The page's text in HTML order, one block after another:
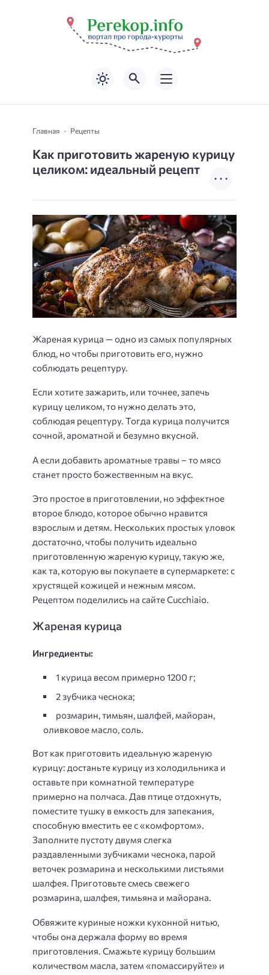
Главная Рецепты
Как приготовить жареную курицу
целиком: идеальный рецепт
Жареная курица — одно из самых популярных
блюд, но чтобы приготовить его, нужно
соблюдать рецептуру.
Если хотите зажарить, или точнее, запечь
курицу целиком, то нужно делать это,
соблюдая рецептуру. Тогда курица получится
сочной, ароматной и безумно вкусной.
А если добавить ароматные травы – то мясо
станет просто божественным на вкус.
Это простое в приготовлении, но эффектное
второе блюдо, которое обычно нравится
взрослым и детям. Нескольких простых уловок
достаточно, чтобы получить идеально
приготовленную жареную курицу, такую ​​же,
как та, которую вы покупаете в супермаркете: с
хрустящей кожицей и нежным мясом.
Рецептом поделились на сайте Cucchiaio.
Жареная курица
Ингредиенты:
1 курица весом примерно 1200 г;
2 зубчика чеснока;
розмарин, тимьян, шалфей, майоран,
оливковое масло, соль.
Вот как приготовить идеальную жареную
курицу: достаньте курицу из холодильника и
оставьте при комнатной температуре
примерно на полчаса. Дав птице отдохнуть,
поместите тушку в емкость для запекания,
способную вместить ее с «комфортом».
Заполните пустоту двумя слегка
раздавленными зубчиками чеснока, парой
веточек розмарина и несколькими листьями
шалфея. Приготовьте смесь свежего
розмарина, шалфея, тимьяна и майорана.
Обвяжите куриные ножки кухонной нитью,
чтобы она держала форму во время
приготовления. Смажьте курицу большим
количеством масла, затем «помассируйте» и